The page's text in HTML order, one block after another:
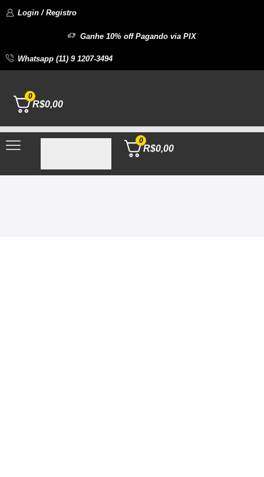
Login / Registro
Ganhe 10% off Pagando via PIX
Whatsapp (11) 9 1207-3494
0
R$0,00
0
R$0,00